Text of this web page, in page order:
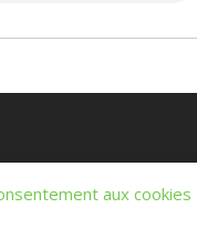
aux cookies